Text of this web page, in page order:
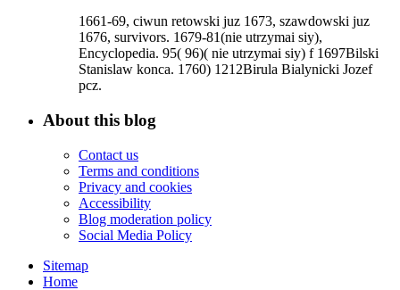
1661-69, ciwun retowski juz 1673, szawdowski juz
1676, survivors. 1679-81(nie utrzymai siy),
Encyclopedia. 95( 96)( nie utrzymai siy) f 1697Bilski
Stanislaw konca. 1760) 1212Birula Bialynicki Jozef
pcz.
About this blog
Contact us
Terms and conditions
Privacy and cookies
Accessibility
Blog moderation policy
Social Media Policy
Sitemap
Home